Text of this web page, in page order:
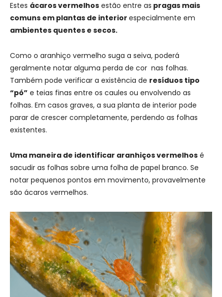
Estes ácaros vermelhos estão entre as pragas mais
comuns em plantas de interior especialmente em
ambientes quentes e secos.
Como o aranhiço vermelho suga a seiva, poderá
geralmente notar alguma perda de cor nas folhas.
Também pode verificar a existência de resíduos tipo
“pó” e teias finas entre os caules ou envolvendo as
folhas. Em casos graves, a sua planta de interior pode
parar de crescer completamente, perdendo as folhas
existentes.
Uma maneira de identificar aranhiços vermelhos é
sacudir as folhas sobre uma folha de papel branco. Se
notar pequenos pontos em movimento, provavelmente
são ácaros vermelhos.